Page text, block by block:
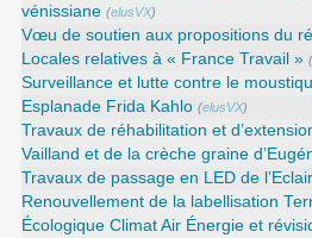
vénissiane (elusVX)
Vœu de soutien aux propositions du
Locales relatives à « France Travail »
Surveillance et lutte contre le
Esplanade Frida Kahlo (elusVX)
Travaux de réhabilitation et
Vailland et de la crèche graine
Travaux de passage en LED de
Renouvellement de la labellisation
Écologique Climat Air Énergie et